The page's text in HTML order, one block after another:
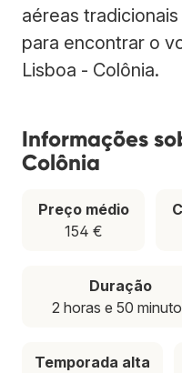
aéreas
para encontrar o
Lisboa - Colônia.
Informações
Colônia
Preço médio
154 €
Duração
2 horas e 50
Temporada alta